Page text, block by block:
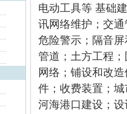
电动工具等 基础
讯网络维护；交
危险警示；隔音
管道；土方工程
网络；铺设和改
件；收费装置；
河海港口建设；